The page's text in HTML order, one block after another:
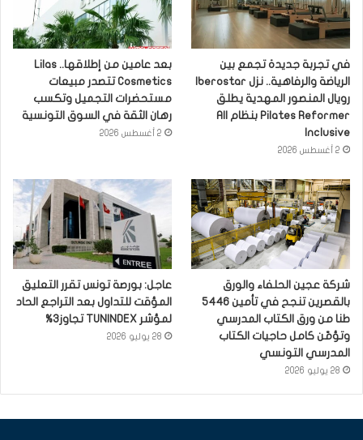
في تجربة جديدة تجمع بين
رويال المنصور المهدية يطلق
Pilates Reformer بنظام All
Inclusive
2 أغسطس 2026
بعد عامين من إطلاقها.. Lilas
Cosmetics تتصدر مبيعات
مستحضرات التجميل وتكسب
رهان الثقة في السوق التونسية
2 أغسطس 2026
شركة عجين الحلفاء والورق
بالقصرين تنجح في تأمين 5446
طنا من ورق الكتاب المدرسي
وتؤمّن كامل حاجيات الكتاب
المدرسي التونسي
28 يوليو 2026
عاجل: بورصة تونس تقرر التعليق
المؤقت للتداول بعد التراجع الحاد
لمؤشر TUNINDEX تجاوز3%
28 يوليو 2026